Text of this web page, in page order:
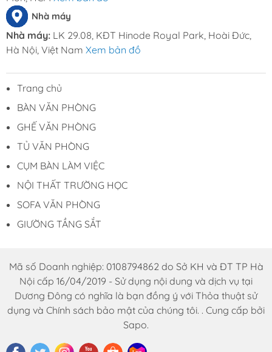
Nhà máy
Nhà máy: LK 29.08, KĐT Hinode Royal Park, Hoài Đức,
Hà Nội, Việt Nam Xem bản đồ
Trang chủ
BÀN VĂN PHÒNG
GHẾ VĂN PHÒNG
TỦ VĂN PHÒNG
CỤM BÀN LÀM VIỆC
NỘI THẤT TRƯỜNG HỌC
SOFA VĂN PHÒNG
GIƯỜNG TẦNG SẮT
Mã số Doanh nghiệp: 0108794862 do Sở KH và ĐT TP Hà
Nội cấp 16/04/2019 - Sử dụng nội dung và dịch vụ tại
Dương Đông có nghĩa là bạn đồng ý với Thỏa thuật sử
dụng và Chính sách bảo mật của chúng tôi. . Cung cấp bởi
Sapo.